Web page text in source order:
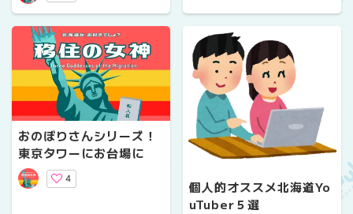
おのぼりさんシリーズ！
東京タワーにお台場に
4
個人的オススメ北海道Yo
uTuber５選